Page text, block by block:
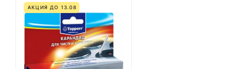
АКЦИЯ ДО 13.08